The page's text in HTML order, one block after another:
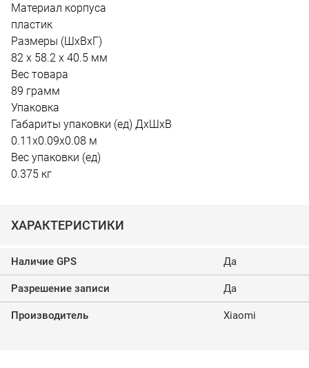
Материал корпуса
пластик
Размеры (ШхВхГ)
82 х 58.2 х 40.5 мм
Вес товара
89 грамм
Упаковка
Габариты упаковки (ед) ДхШхВ
0.11x0.09x0.08 м
Вес упаковки (ед)
0.375 кг
ХАРАКТЕРИСТИКИ
Наличие GPS Да
Разрешение записи Да
Производитель Xiaomi